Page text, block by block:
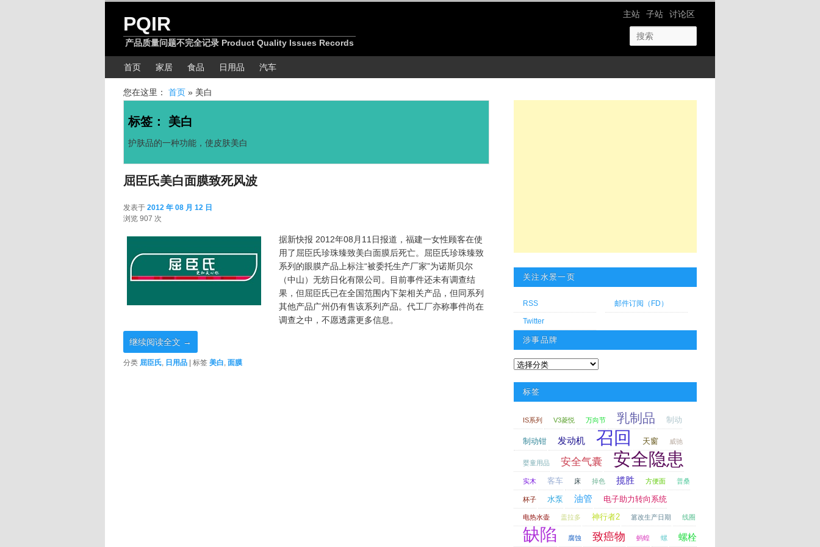
网站导航
主站 子站 讨论区
PQIR
产品质量问题不完全记录 Product Quality Issues Records
主菜单首页 家居 食品 日用品 汽车
您在这里： 首页 » 美白
标签： 美白
护肤品的一种功能，使皮肤美白
屈臣氏美白面膜致死风波
发表于 2012 年 08 月 12 日
浏览 907 次
据新快报 2012年08月11日报道，福建一女性顾客在使
用了屈臣氏珍珠臻致美白面膜后死亡。屈臣氏珍珠臻致
系列的眼膜产品上标注“被委托生产厂家”为诺斯贝尔
（中山）无纺日化有限公司。目前事件还未有调查结
果，但屈臣氏已在全国范围内下架相关产品，但同系列
其他产品广州仍有售该系列产品。代工厂亦称事件尚在
调查之中，不愿透露更多信息。
继续阅读全文 →
分类 屈臣氏, 日用品 标签 美白, 面膜
关注水景一页
RSS 邮件订阅（FD）
Twitter
涉事品牌
涉事品牌
标签
IS系列 V3菱悦 万向节 乳制品 制动
制动钳 发动机 召回 天窗 威驰
婴童用品 安全气囊 安全隐患
实木 客车 床 掉色 揽胜 方便面 普桑
杯子 水泵 油管 电子助力转向系统
电热水壶 盖拉多 神行者2 篡改生产日期 线圈
缺陷 腐蚀 致癌物 蚂蝗 螺 螺栓